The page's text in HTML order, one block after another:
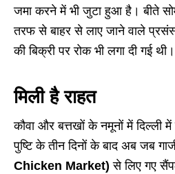
जमा करने में भी जुटा हुआ है। बीते
तरफ से बाहर से लाए जाने वाले
की बिक्री पर रोक भी लगा दी गई थी।
मिली है राहत
कौवा और बत्तखों के नमूनों में दिल्ली में
पुष्टि के तीन दिनों के बाद अब जब
Chicken Market) से लिए गए